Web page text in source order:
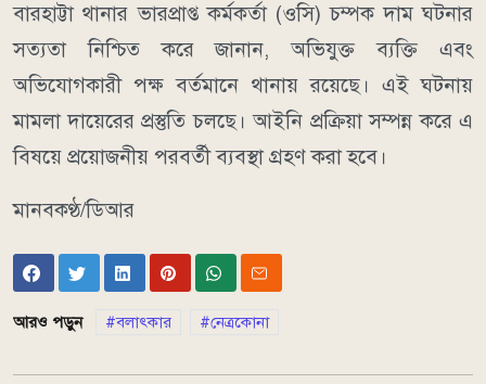
বারহাট্টা থানার ভারপ্রাপ্ত কর্মকর্তা (ওসি) চম্পক দাম ঘটনার
সত্যতা নিশ্চিত করে জানান, অভিযুক্ত ব্যক্তি এবং
অভিযোগকারী পক্ষ বর্তমানে থানায় রয়েছে। এই ঘটনায়
মামলা দায়েরের প্রস্তুতি চলছে। আইনি প্রক্রিয়া সম্পন্ন করে এ
বিষয়ে প্রয়োজনীয় পরবর্তী ব্যবস্থা গ্রহণ করা হবে।
মানবকণ্ঠ/ডিআর
আরও পড়ুন বলাৎকার নেত্রকোনা